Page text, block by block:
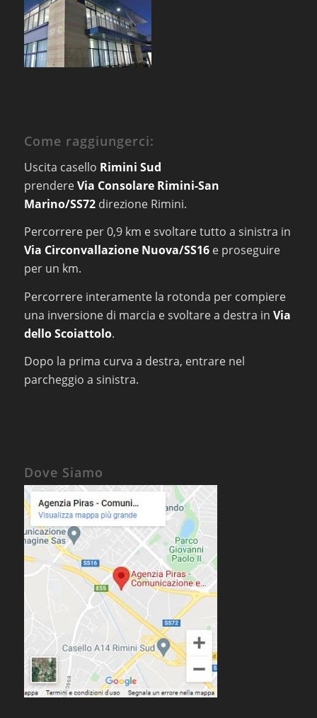
Come raggiungerci:
Uscita casello Rimini Sud
prendereVia Consolare Rimini-San
Marino/SS72direzione Rimini.
Percorrere per 0,9 km e svoltare tutto a sinistra in
Via Circonvallazione Nuova/SS16e proseguire
per un km.
Percorrere interamente la rotonda per compiere
una inversione di marcia e svoltare a destra in Via
dello Scoiattolo.
Dopo la prima curva a destra, entrare nel
parcheggio a sinistra.
Dove Siamo